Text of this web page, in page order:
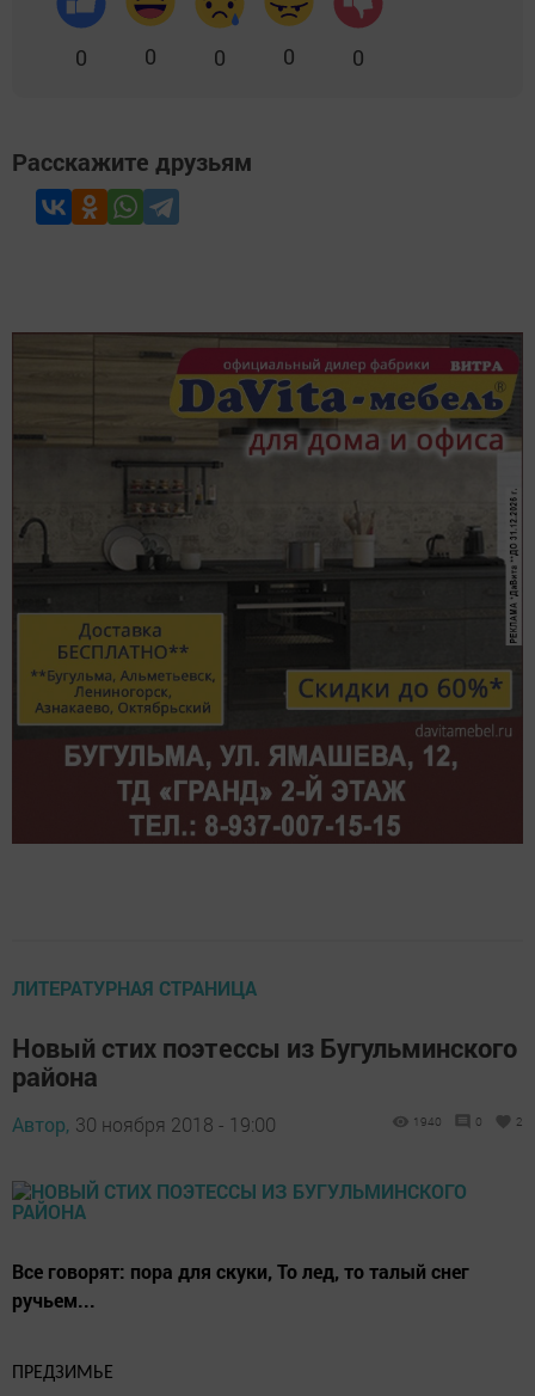
0 0 0 0 0
Расскажите друзьям
ЛИТЕРАТУРНАЯ СТРАНИЦА
Новый стих поэтессы из Бугульминского
района
Автор, 30 ноября 2018 - 19:00 1940 0 2
Все говорят: пора для скуки, То лед, то талый снег
ручьем...
ПРЕДЗИМЬЕ